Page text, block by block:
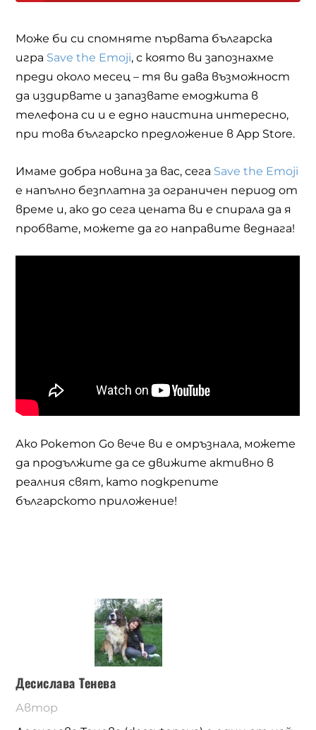
Може би си спомняте първата българска
игра Save the Emoji,с която ви запознахме
преди около месец – тя ви дава възможност
да издирвате и запазвате емоджита в
телефона си и е едно наистина интересно,
при това българско предложение вApp Store.
Имаме добра новина за вас, сега Save the Emoji
е напълно безплатна за ограничен период от
време и, ако до сега цената ви е спирала да я
пробвате, можете да го направите веднага!
Ако Pokemon Go вече ви е омръзнала, можете
да продължите да се движите активно в
реалния свят, като подкрепите
българското приложение!
Десислава Тенева
Автор